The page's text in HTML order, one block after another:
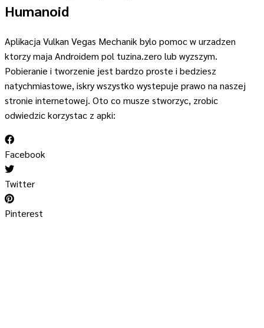
Humanoid
Aplikacja Vulkan Vegas Mechanik bylo pomoc w urzadzen
ktorzy maja Androidem pol tuzina.zero lub wyzszym.
Pobieranie i tworzenie jest bardzo proste i bedziesz
natychmiastowe, iskry wszystko wystepuje prawo na naszej
stronie internetowej. Oto co musze stworzyc, zrobic
odwiedzic korzystac z apki:
Facebook
Twitter
Pinterest